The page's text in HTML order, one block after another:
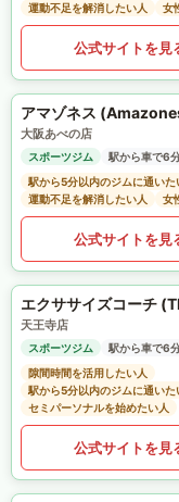
運動不足を解消したい人
女
公式サイトを見
アマゾネス
大阪あべの店
スポーツジム
駅から車で6
駅から5分以内のジムに通いた
運動不足を解消したい人
女
公式サイトを見
エクササイズコーチ
天王寺店
スポーツジム
駅から車で6
隙間時間を活用したい人
駅から5分以内のジムに通いた
セミパーソナルを始めたい人
公式サイトを見